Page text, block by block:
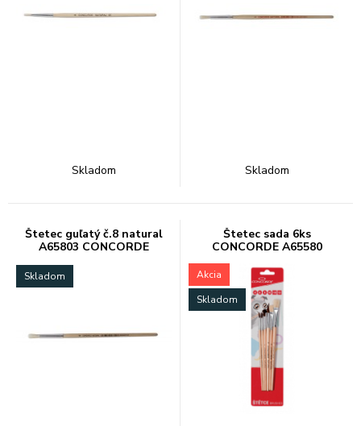
Skladom Skladom
Štetec guľatý č.8 natural
A65803 CONCORDE
Skladom
Štetec sada 6ks
CONCORDE A65580
(gul.4,6,8,10pl.10,12)
Akcia
Skladom